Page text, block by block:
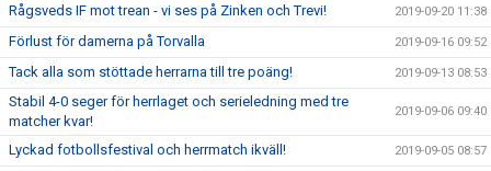
Rågsveds IF mot trean - vi ses på Zinken och Trevi! 2019-09-20 11:38
Förlust för damerna på Torvalla 2019-09-16 09:52
Tack alla som stöttade herrarna till tre poäng! 2019-09-13 08:53
Stabil 4-0 seger för herrlaget och serieledning med tre
matcher kvar!
2019-09-06 09:40
Lyckad fotbollsfestival och herrmatch ikväll! 2019-09-05 08:57